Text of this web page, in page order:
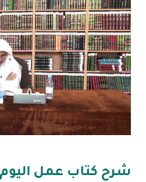
شرح كتاب عمل اليوم